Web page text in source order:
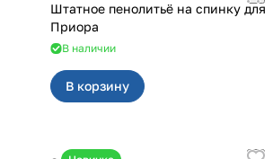
Штатное пенолитьё на спинку для
Приора
В наличии
В корзину